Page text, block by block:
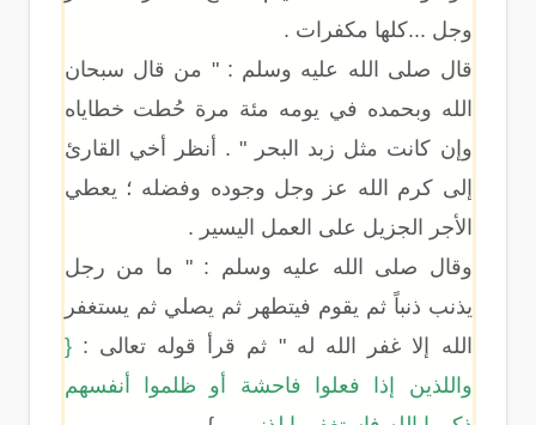
وجل ...كلها مكفرات .
قال صلى الله عليه وسلم : " من قال سبحان
الله وبحمده في يومه مئة مرة حُطت خطاياه
وإن كانت مثل زبد البحر " . أنظر أخي القارئ
إلى كرم الله عز وجل وجوده وفضله ؛ يعطي
الأجر الجزيل على العمل اليسير .
وقال صلى الله عليه وسلم : " ما من رجل
يذنب ذنباً ثم يقوم فيتطهر ثم يصلي ثم يستغفر
الله إلا غفر الله له " ثم قرأ قوله تعالى :{
واللذين إذا فعلوا فاحشة أو ظلموا أنفسهم